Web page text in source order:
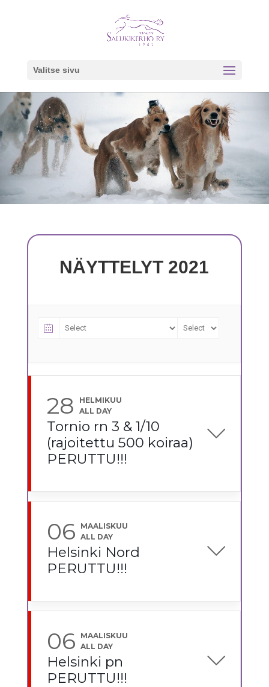
Valitse sivu
NÄYTTELYT 2021
28
HELMIKUU
ALL DAY
Tornio rn 3 & 1/10
(rajoitettu 500 koiraa)
PERUTTU!!!
06
MAALISKUU
ALL DAY
Helsinki Nord
PERUTTU!!!
06
MAALISKUU
ALL DAY
Helsinki pn
PERUTTU!!!